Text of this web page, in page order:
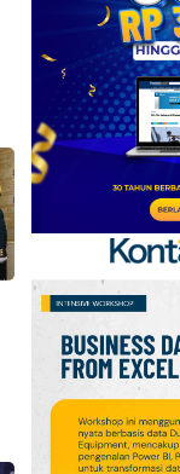
Baru,
Saham
7
Promo
2026,
8
Jadwal
FC
Piala
Kick-
Intip